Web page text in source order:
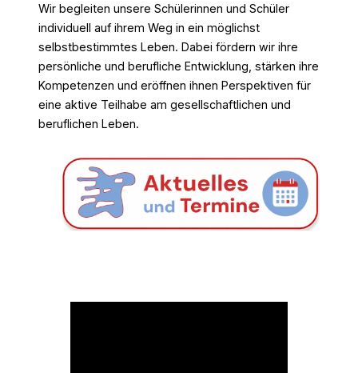
Wir begleiten unsere Schülerinnen und Schüler
individuell auf ihrem Weg in ein möglichst
selbstbestimmtes Leben. Dabei fördern wir ihre
persönliche und berufliche Entwicklung, stärken ihre
Kompetenzen und eröffnen ihnen Perspektiven für
eine aktive Teilhabe am gesellschaftlichen und
beruflichen Leben.